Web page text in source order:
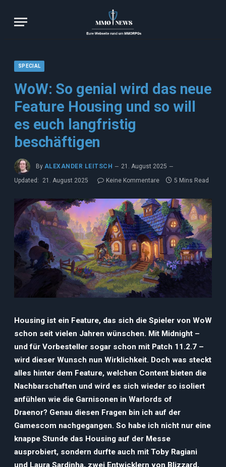
SPECIAL
WoW: So genial wird das neue
Feature Housing und so will
es euch langfristig
beschäftigen
By ALEXANDER LEITSCH
21. August 2025
Updated:
21. August 2025 Keine Kommentare 5 Mins Read
Housing ist ein Feature, das sich die Spieler von WoW
schon seit vielen Jahren wünschen. Mit Midnight –
und für Vorbesteller sogar schon mit Patch 11.2.7 –
wird dieser Wunsch nun Wirklichkeit. Doch was steckt
alles hinter dem Feature, welchen Content bieten die
Nachbarschaften und wird es sich wieder so isoliert
anfühlen wie die Garnisonen in Warlords of
Draenor? Genau diesen Fragen bin ich auf der
Gamescom nachgegangen. So habe ich nicht nur eine
knappe Stunde das Housing auf der Messe
ausprobiert, sondern durfte auch mit Toby Ragiani
und Laura Sardinha, zwei Entwicklern von Blizzard,